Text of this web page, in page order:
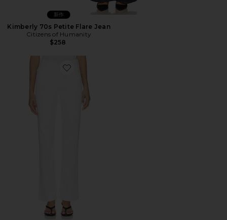
新作
Kimberly 70s Petite Flare Jean
Citizens of Humanity
$258
Favorite KICK IT ストレートレッグ